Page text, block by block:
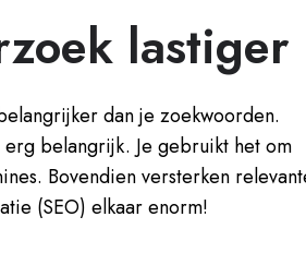
lastiger
dan je zoekwoorden.
belangrijk. Je gebruikt het om
Bovendien versterken
(SEO) elkaar enorm!